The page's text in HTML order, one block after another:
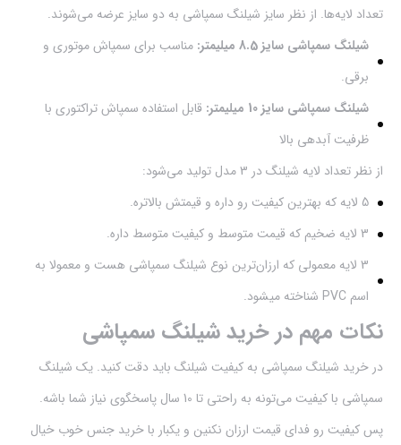
تعداد لایه‌ها. از نظر سایز شیلنگ سمپاشی به دو سایز عرضه می‌شوند.
شیلنگ سمپاشی سایز 8.5 میلیمتر:
مناسب برای سمپاش موتوری و
برقی.
شیلنگ سمپاشی سایز 10 میلیمتر:
قابل استفاده سمپاش تراکتوری با
ظرفیت آبدهی بالا
از نظر تعداد لایه شیلنگ در 3 مدل تولید می‌شود:
5 لایه که بهترین کیفیت رو داره و قیمتش بالاتره.
3 لایه ضخیم که قیمت متوسط و کیفیت متوسط داره.
3 لایه معمولی که ارزان‌ترین نوع شیلنگ سمپاشی هست و معمولا به
اسم PVC شناخته میشود.
نکات مهم در خرید شیلنگ سمپاشی
در خرید شیلنگ سمپاشی به کیفیت شیلنگ باید دقت کنید. یک شیلنگ
سمپاشی با کیفیت می‌تونه به راحتی تا 10 سال پاسخگوی نیاز شما باشه.
پس کیفیت رو فدای قیمت ارزان نکنین و یکبار با خرید جنس خوب خیال